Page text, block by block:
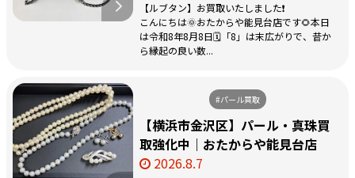
【ルブタン】お買取いたしました❗️
こんにちは🌞おたからや能見台店です🌻本日
は令和8年8月8日🗓️「8」は末広がりで、昔か
ら縁起の良い数...
#パール買取
【横浜市金沢区】パール・真珠買
取強化中｜おたからや能見台店
2026.8.7